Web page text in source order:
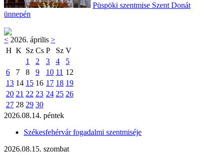
Püspöki szentmise Szent Donát
ünnepén
< 2026. április >
H K Sz Cs P Sz V
1
2 3 4
5
6
7 8 9 10 11 12
13 14 15 16 17 18 19
20 21 22 23 24 25 26
27 28 29 30
2026.08.14. péntek
Székesfehérvár fogadalmi szentmiséje
2026.08.15. szombat